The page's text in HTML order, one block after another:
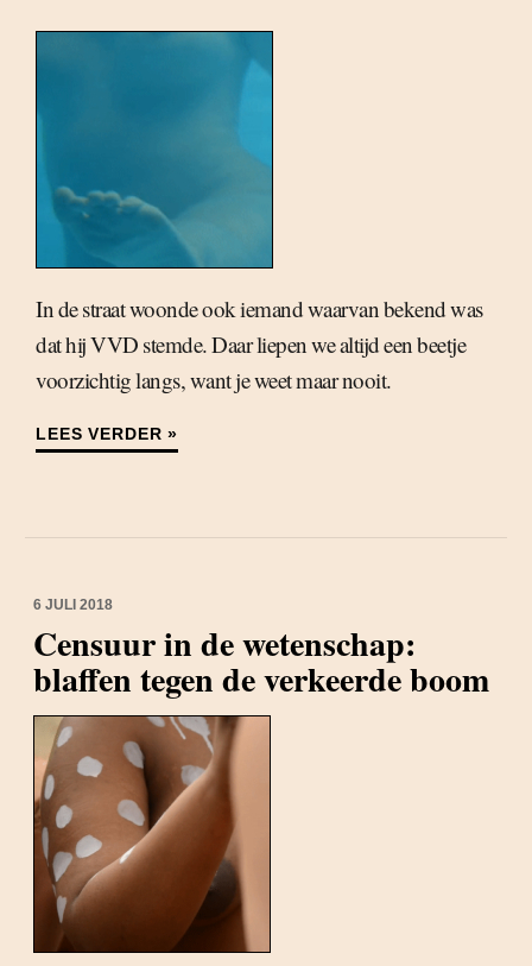
In de straat woonde ook iemand waarvan bekend was
dat hij VVD stemde. Daar liepen we altijd een beetje
voorzichtig langs, want je weet maar nooit.
LEES VERDER »
6 JULI 2018
Censuur in de wetenschap:
blaffen tegen de verkeerde boom